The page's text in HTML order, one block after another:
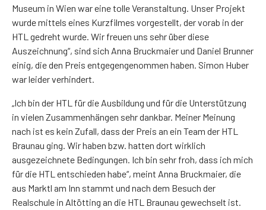
Museum in Wien war eine tolle Veranstaltung. Unser Projekt
wurde mittels eines Kurzfilmes vorgestellt, der vorab in der
HTL gedreht wurde. Wir freuen uns sehr über diese
Auszeichnung“, sind sich Anna Bruckmaier und Daniel Brunner
einig, die den Preis entgegengenommen haben. Simon Huber
war leider verhindert.
„Ich bin der HTL für die Ausbildung und für die Unterstützung
in vielen Zusammenhängen sehr dankbar. Meiner Meinung
nach ist es kein Zufall, dass der Preis an ein Team der HTL
Braunau ging. Wir haben bzw. hatten dort wirklich
ausgezeichnete Bedingungen. Ich bin sehr froh, dass ich mich
für die HTL entschieden habe“, meint Anna Bruckmaier, die
aus Marktl am Inn stammt und nach dem Besuch der
Realschule in Altötting an die HTL Braunau gewechselt ist.